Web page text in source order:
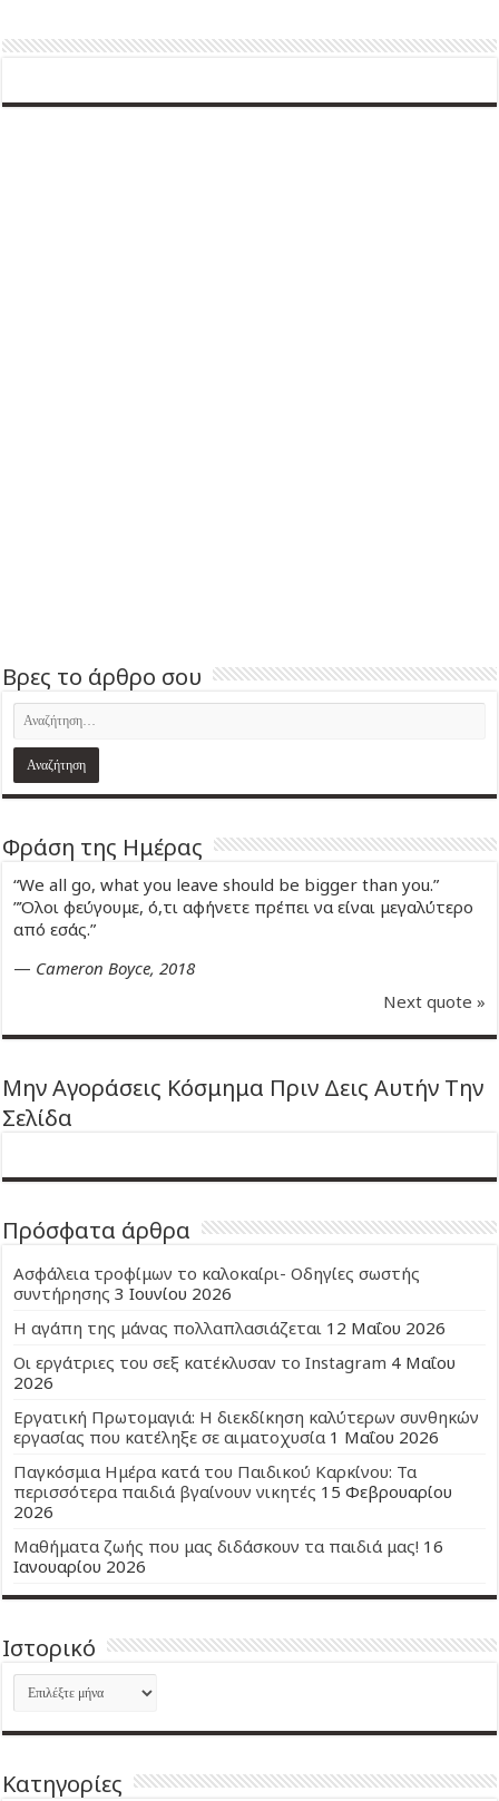
Βρες το άρθρο σου
Φράση της Ημέρας
“We all go, what you leave should be bigger than you.”
”Όλοι φεύγουμε, ό,τι αφήνετε πρέπει να είναι μεγαλύτερο
από εσάς.”
— Cameron Boyce, 2018
Next quote »
Μην Αγοράσεις Κόσμημα Πριν Δεις Αυτήν Την
Σελίδα
Πρόσφατα άρθρα
Ασφάλεια τροφίμων το καλοκαίρι- Οδηγίες σωστής
συντήρησης 3 Ιουνίου 2026
Η αγάπη της μάνας πολλαπλασιάζεται 12 Μαΐου 2026
Οι εργάτριες του σεξ κατέκλυσαν το Instagram 4 Μαΐου
2026
Εργατική Πρωτομαγιά: Η διεκδίκηση καλύτερων συνθηκών
εργασίας που κατέληξε σε αιματοχυσία 1 Μαΐου 2026
Παγκόσμια Ημέρα κατά του Παιδικού Καρκίνου: Τα
περισσότερα παιδιά βγαίνουν νικητές 15 Φεβρουαρίου
2026
Μαθήματα ζωής που μας διδάσκουν τα παιδιά μας! 16
Ιανουαρίου 2026
Ιστορικό
Ιστορικό
Kατηγορίες